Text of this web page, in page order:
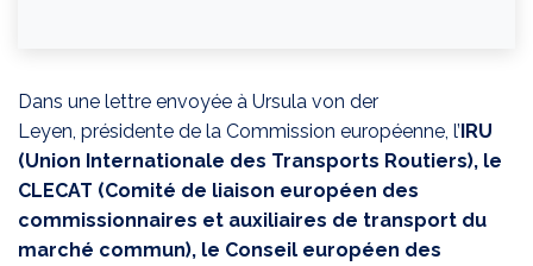
Dans une lettre envoyée à Ursula von der
Leyen, présidente de la Commission européenne, l’IRU
(Union Internationale des Transports Routiers), le
CLECAT (Comité de liaison européen des
commissionnaires et auxiliaires de transport du
marché commun), le Conseil européen des